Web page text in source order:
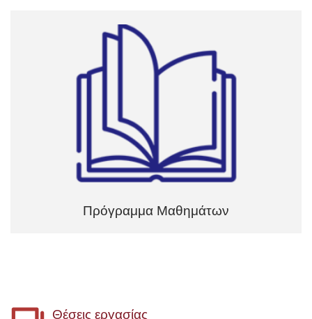
Πρόγραμμα Μαθημάτων
Θέσεις εργασίας